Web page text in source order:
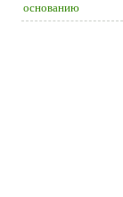
основанию